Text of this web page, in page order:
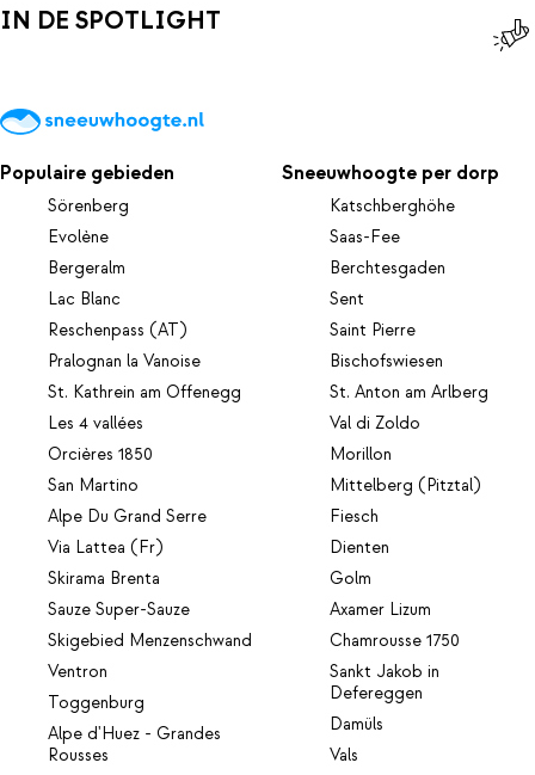
IN DE SPOTLIGHT
Populaire gebieden
Sörenberg
Evolène
Bergeralm
Lac Blanc
Reschenpass (AT)
Pralognan la Vanoise
St. Kathrein am Offenegg
Les 4 vallées
Orcières 1850
San Martino
Alpe Du Grand Serre
Via Lattea (Fr)
Skirama Brenta
Sauze Super-Sauze
Skigebied Menzenschwand
Ventron
Toggenburg
Alpe d'Huez - Grandes
Rousses
Sneeuwhoogte per dorp
Katschberghöhe
Saas-Fee
Berchtesgaden
Sent
Saint Pierre
Bischofswiesen
St. Anton am Arlberg
Val di Zoldo
Morillon
Mittelberg (Pitztal)
Fiesch
Dienten
Golm
Axamer Lizum
Chamrousse 1750
Sankt Jakob in
Defereggen
Damüls
Vals